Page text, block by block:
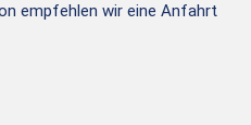
empfehlen wir eine Anfahrt